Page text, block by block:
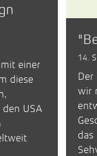
einer
diese
USA
14.
Der
wir
das